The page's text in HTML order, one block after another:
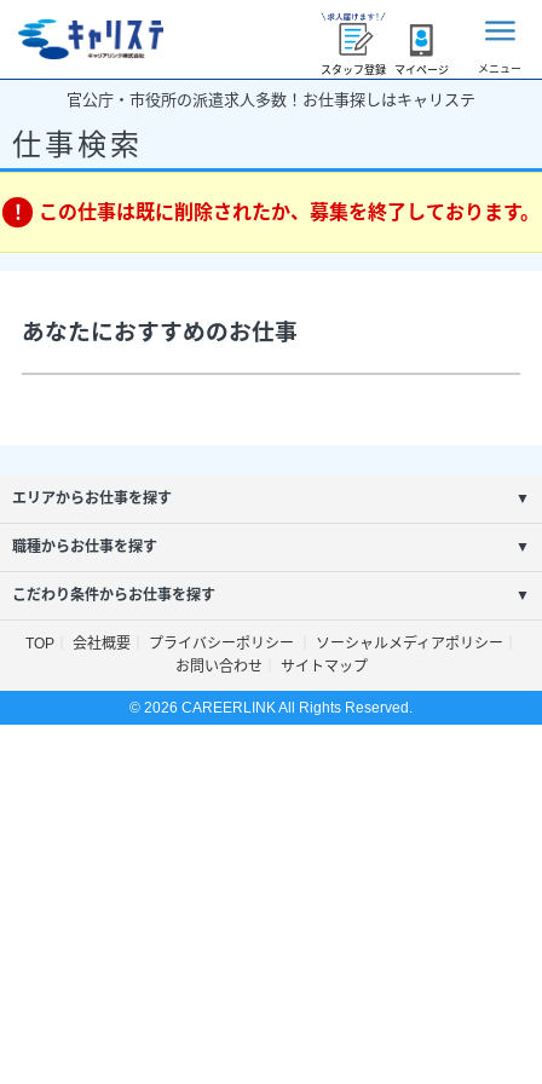
スタッフ登録 マイページ メニュー
官公庁・市役所の派遣求人多数！お仕事探しはキャリステ
仕事検索
この仕事は既に削除されたか、募集を終了しております。
あなたにおすすめのお仕事
エリアからお仕事を探す ▼
職種からお仕事を探す ▼
こだわり条件からお仕事を探す ▼
TOP 会社概要 プライバシーポリシー
ソーシャルメディアポリシー
お問い合わせ
サイトマップ
© 2026 CAREERLINK All Rights Reserved.